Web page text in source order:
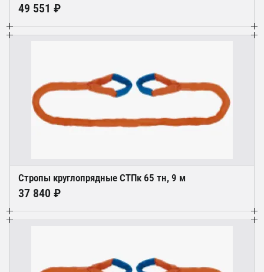
49 551 ₽
Стропы круглопрядные СТПк 65 тн, 9 м
37 840 ₽